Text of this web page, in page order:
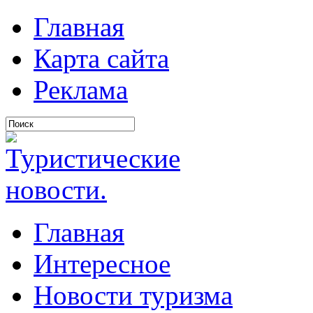
Главная
Карта сайта
Реклама
Главная
Интересное
Новости туризма